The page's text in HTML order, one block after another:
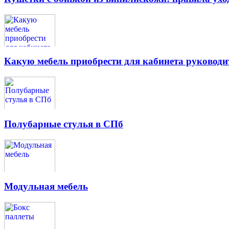
Какую мебель приобрести для кабинета
Полубарные стулья в СПб
Модульная мебель